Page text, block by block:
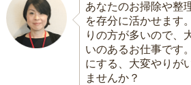
あなたのお掃除や整
を存分に活かせます
りの方が多いので、
いのあるお仕事です
にする、大変やりが
ませんか？